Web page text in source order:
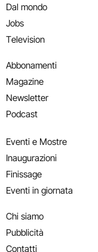
Dal mondo
Jobs
Television
Abbonamenti
Magazine
Newsletter
Podcast
Eventi e Mostre
Inaugurazioni
Finissage
Eventi in giornata
Chi siamo
Pubblicità
Contatti